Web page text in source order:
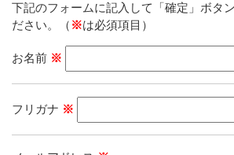
下記のフォームに記入して「確定」ボタ
ださい。（ ※は必須項目）
お名前 ※
フリガナ ※